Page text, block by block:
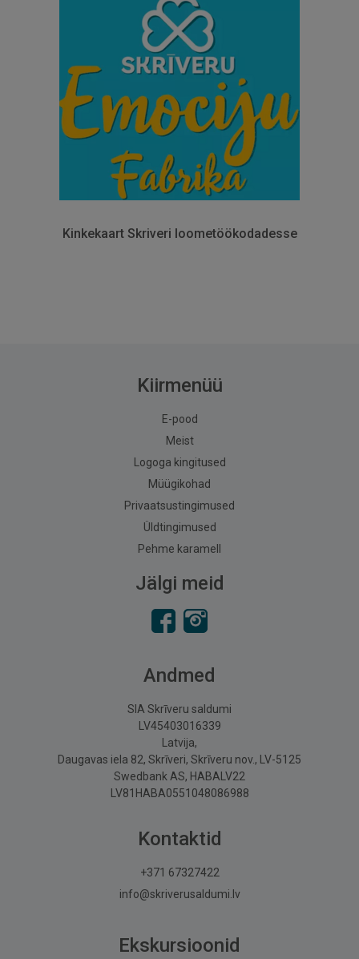
Kinkekaart Skriveri loometöökodadesse
Kiirmenüü
E-pood
Meist
Logoga kingitused
Müügikohad
Privaatsustingimused
Üldtingimused
Pehme karamell
Jälgi meid
Andmed
SIA Skrīveru saldumi
LV45403016339
Latvija,
Daugavas iela 82, Skrīveri, Skrīveru nov., LV-5125
Swedbank AS, HABALV22
LV81HABA0551048086988
Kontaktid
+371 67327422
info@skriverusaldumi.lv
Ekskursioonid